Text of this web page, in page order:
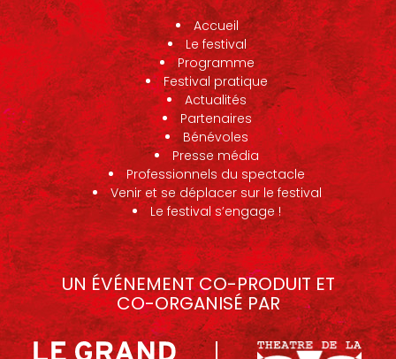
Accueil
Le festival
Programme
Festival pratique
Actualités
Partenaires
Bénévoles
Presse média
Professionnels du spectacle
Venir et se déplacer sur le festival
Le festival s’engage !
UN ÉVÉNEMENT CO-PRODUIT ET
CO-ORGANISÉ PAR